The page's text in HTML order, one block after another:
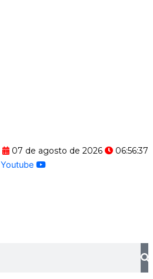
07 de agosto de 2026
06:56:37
Youtube